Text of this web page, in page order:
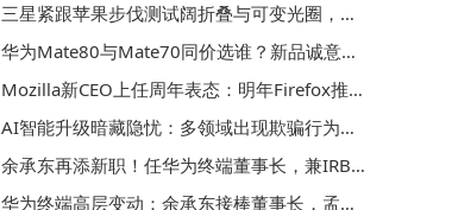
三星紧跟苹果步伐测试阔折叠与可变光圈，苹果折叠新机或明年上市引关注
华为Mate80与Mate70同价选谁？新品诚意足，老款有亮点咋抉择？
Mozilla新CEO上任周年表态：明年Firefox推“AI模式” 聚焦用户数据安全
AI智能升级暗藏隐忧：多领域出现欺骗行为与“装傻”策略
余承东再添新职！任华为终端董事长，兼IRB主任与集团常务董事
华为终端高层变动：余承东接棒董事长，孟晚舟徐直军等卸任董事